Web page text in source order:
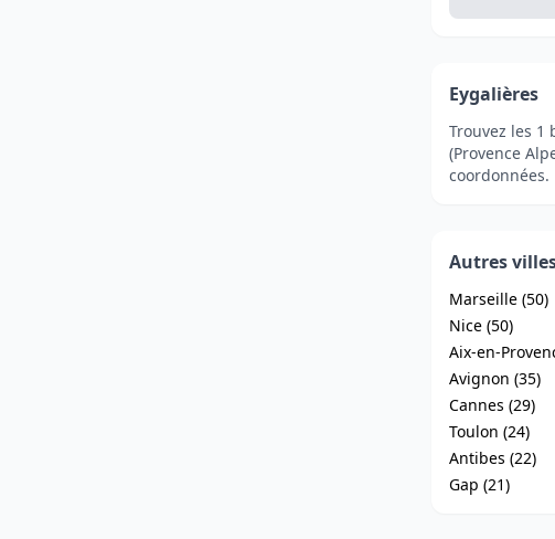
Eygalières
Trouvez les 1
(Provence
coordonnées.
Autres
Marseille (50)
Nice (50)
Aix-en-
Avignon (35)
Cannes (29)
Toulon (24)
Antibes (22)
Gap (21)